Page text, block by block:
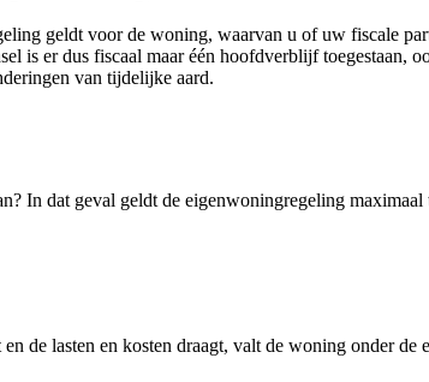
geldt voor de woning, waarvan u of uw fiscale
is er dus fiscaal maar één hoofdverblijf toegestaan,
van tijdelijke aard.
In dat geval geldt de eigenwoningregeling
de lasten en kosten draagt, valt de woning onder